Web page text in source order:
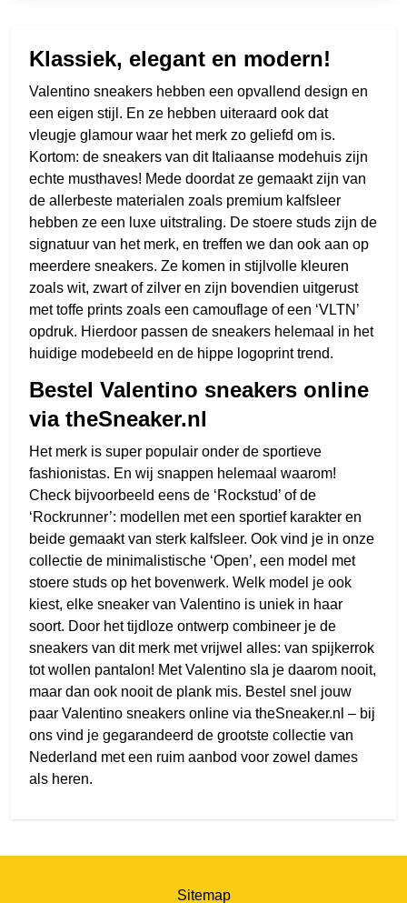
Klassiek, elegant en modern!
Valentino sneakers hebben een opvallend design en
een eigen stijl. En ze hebben uiteraard ook dat
vleugje glamour waar het merk zo geliefd om is.
Kortom: de sneakers van dit Italiaanse modehuis zijn
echte musthaves! Mede doordat ze gemaakt zijn van
de allerbeste materialen zoals premium kalfsleer
hebben ze een luxe uitstraling. De stoere studs zijn de
signatuur van het merk, en treffen we dan ook aan op
meerdere sneakers. Ze komen in stijlvolle kleuren
zoals wit, zwart of zilver en zijn bovendien uitgerust
met toffe prints zoals een camouflage of een ‘VLTN’
opdruk. Hierdoor passen de sneakers helemaal in het
huidige modebeeld en de hippe logoprint trend.
Bestel Valentino sneakers online
via theSneaker.nl
Het merk is super populair onder de sportieve
fashionistas. En wij snappen helemaal waarom!
Check bijvoorbeeld eens de ‘Rockstud’ of de
‘Rockrunner’: modellen met een sportief karakter en
beide gemaakt van sterk kalfsleer. Ook vind je in onze
collectie de minimalistische ‘Open’, een model met
stoere studs op het bovenwerk. Welk model je ook
kiest, elke sneaker van Valentino is uniek in haar
soort. Door het tijdloze ontwerp combineer je de
sneakers van dit merk met vrijwel alles: van spijkerrok
tot wollen pantalon! Met Valentino sla je daarom nooit,
maar dan ook nooit de plank mis. Bestel snel jouw
paar Valentino sneakers online via theSneaker.nl – bij
ons vind je gegarandeerd de grootste collectie van
Nederland met een ruim aanbod voor zowel dames
als heren.
Sitemap